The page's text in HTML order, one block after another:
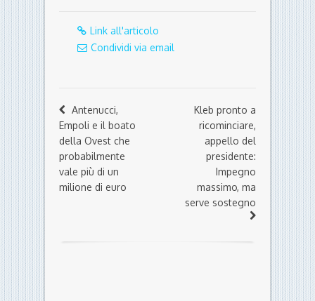
Link all'articolo
Condividi via email
Antenucci,
Empoli e il boato
della Ovest che
probabilmente
vale più di un
milione di euro
Kleb pronto a
ricominciare,
appello del
presidente:
Impegno
massimo, ma
serve sostegno